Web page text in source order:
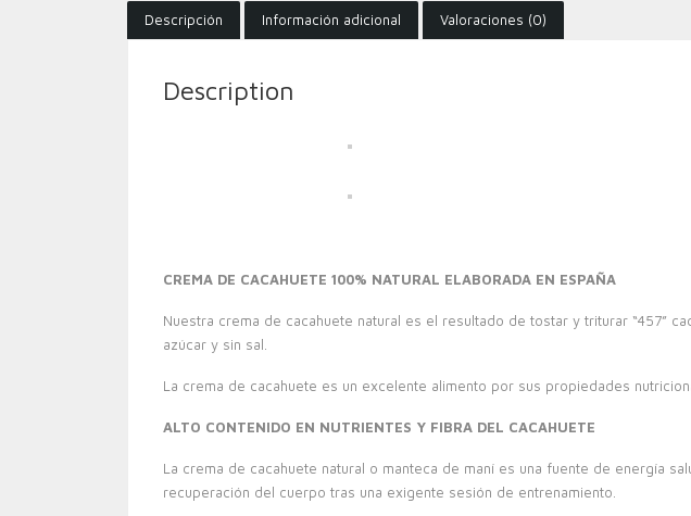
Descripción Información adicional Valoraciones (0)
Description
CREMA DE CACAHUETE 100% NATURAL ELABORADA EN ESPAÑA
Nuestra crema de cacahuete natural es el resultado de tostar y triturar “457”
azúcar y sin sal.
La crema de cacahuete es un excelente alimento por sus propiedades
ALTO CONTENIDO EN NUTRIENTES Y FIBRA DEL CACAHUETE
La crema de cacahuete natural o manteca de maní es una fuente de energía
recuperación del cuerpo tras una exigente sesión de entrenamiento.